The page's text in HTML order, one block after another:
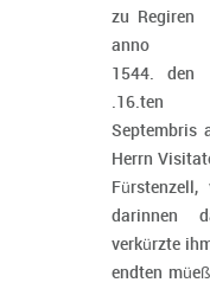
zu Regiren
anno
1544. den
.16.ten
Septembris
Herrn
darinnen
verkürzte
endten